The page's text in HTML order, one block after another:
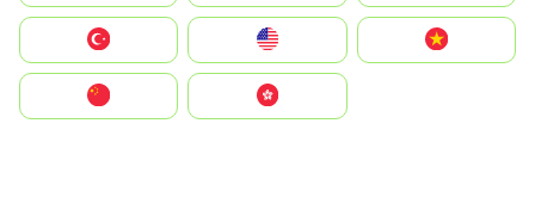
United States
中國香港特別行政區